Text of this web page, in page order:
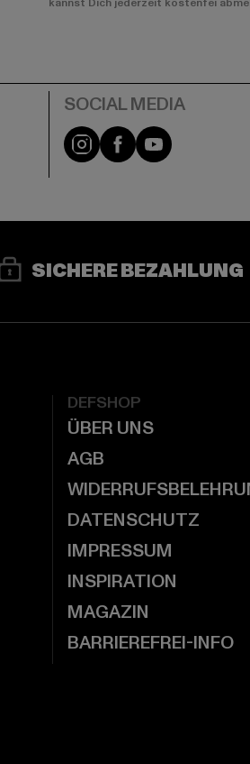
kannst Dich jederzeit kostenfei
Instagram
FacebookYouTube
SICHERE BEZAHLUNG
DEFSHOP
ÜBER UNS
AGB
DATENSCHUTZ
IMPRESSUM
INSPIRATION
MAGAZIN
BARRIEREFREI-INFO